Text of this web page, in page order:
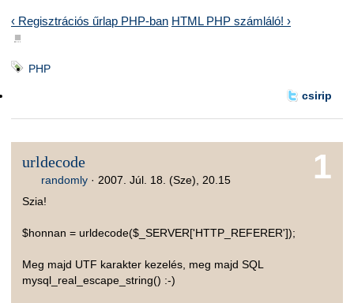
‹ Regisztrációs űrlap PHP-ban HTML PHP számláló! ›
■
PHP
csirip
1
urldecode
randomly · 2007. Júl. 18. (Sze), 20.15
Szia!
$honnan = urldecode($_SERVER['HTTP_REFERER']);
Meg majd UTF karakter kezelés, meg majd SQL
mysql_real_escape_string() :-)